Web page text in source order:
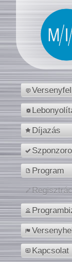
Díjazás
Program
Kapcsolat